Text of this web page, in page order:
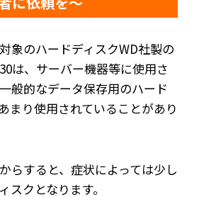
象のハードディスクWD社製の
は、サーバー機器等に使用さ
般的なデータ保存用のハード
まり使用されていることがあり
らすると、症状によっては少し
スクとなります。